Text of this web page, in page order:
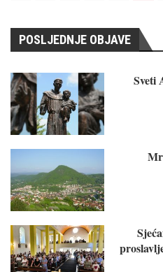
POSLJEDNJE OBJAVE
Sveti